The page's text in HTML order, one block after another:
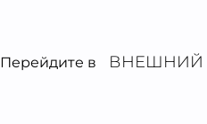
Перейдите в ВНЕШНИЙ